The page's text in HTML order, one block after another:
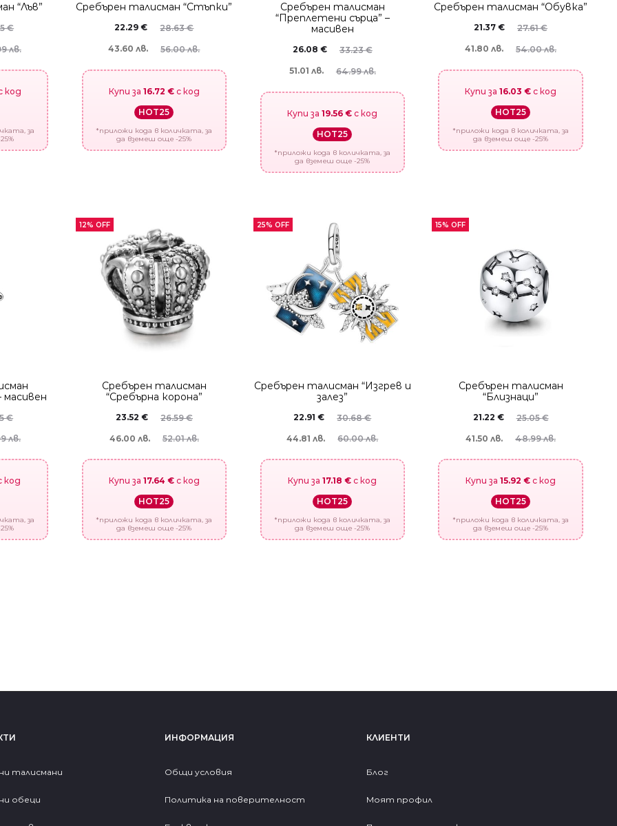
“Лъв”
€
лв.
код
за
Сребърен талисман “Стъпки”
28.63€
22.29€
56.00 лв.
43.60 лв.
Купи за 16.72 €с код
HOT25
*приложи кода в количката, за
да вземеш още -25%
Сребърен талисман
“Преплетени сърца” –
масивен
33.23€
26.08 €
64.99 лв.
51.01 лв.
Купи за19.56 € с код
HOT25
*приложи кода в количката, за
да вземеш още -25%
Сребърен талисман “Обувка”
27.61€
21.37€
54.00 лв.
41.80 лв.
Купи за16.03 € с код
HOT25
*приложи кода в количката, за
да вземеш още -25%
масивен
€
лв.
код
за
12% OFF
Сребърен талисман
“Сребърна корона”
26.59€
23.52 €
52.01 лв.
46.00 лв.
Купи за 17.64 €с код
HOT25
*приложи кода в количката, за
да вземеш още -25%
25% OFF
Сребърен талисман “Изгрев и
залез”
30.68€
22.91€
60.00 лв.
44.81 лв.
Купи за17.18 € с код
HOT25
*приложи кода в количката, за
да вземеш още -25%
15% OFF
Сребърен талисман
“Близнаци”
25.05€
21.22 €
48.99 лв.
41.50 лв.
Купи за15.92 € с код
HOT25
*приложи кода в количката, за
да вземеш още -25%
талисмани
обеци
ИНФОРМАЦИЯ
Общи условия
Политика на поверителност
КЛИЕНТИ
Блог
Моят профил